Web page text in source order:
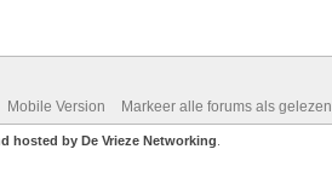
Mobile Version Markeer alle forums als gelezen
hosted by De Vrieze Networking